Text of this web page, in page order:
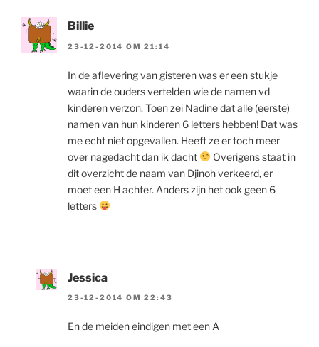
Billie
23-12-2014 OM 21:14
In de aflevering van gisteren was er een stukje
waarin de ouders vertelden wie de namen vd
kinderen verzon. Toen zei Nadine dat alle (eerste)
namen van hun kinderen 6 letters hebben! Dat was
me echt niet opgevallen. Heeft ze er toch meer
over nagedacht dan ik dacht
Overigens staat in
dit overzicht de naam van Djinoh verkeerd, er
moet een H achter. Anders zijn het ook geen 6
letters
Jessica
23-12-2014 OM 22:43
En de meiden eindigen met een A